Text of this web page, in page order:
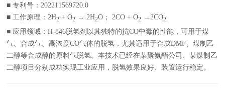
■ 专利号：202211569720.0
■ 工作原理：2H2 + O2 → 2H2O； 2CO + O2 →2CO2
■ 应用领域：H-846脱氢剂以其独特的抗CO中毒的性能，可用于煤
气、合成气、高浓度CO气体的脱氢，尤其适用于合成DMF、煤制乙
二醇等合成醇的原料气脱氢。本技术已经在某聚氨酯公司、某煤制乙
二醇项目分别成功实现工业应用，脱氢效果良好、装置运行稳定。